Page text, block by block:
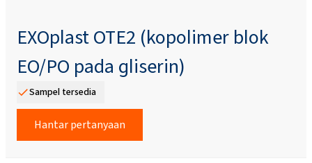
EXOplast OTE2 (kopolimer blok
EO/PO pada gliserin)
Sampel tersedia
Hantar pertanyaan